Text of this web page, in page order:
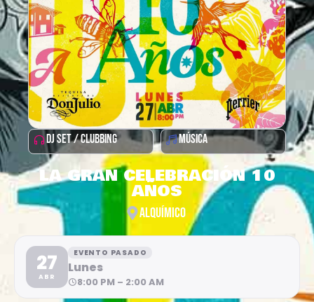
DJ SET / CLUBBING MÚSICA
LA GRAN CELEBRACIÓN 10
AÑOS
ALQUÍMICO
27
ABR
EVENTO PASADO
Lunes
8:00 PM – 2:00 AM